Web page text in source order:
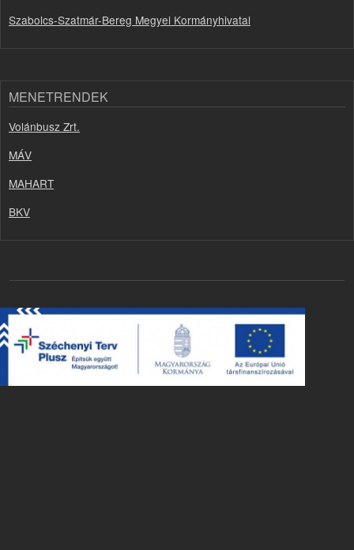
Szabolcs-Szatmár-Bereg Megyei Kormányhivatal
MENETRENDEK
Volánbusz Zrt.
MÁV
MAHART
BKV